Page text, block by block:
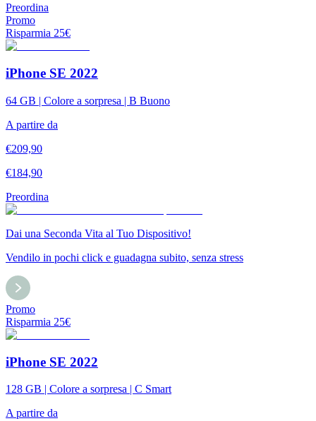
Preordina
Promo
Risparmia 25€
iPhone SE 2022
64 GB | Colore a sorpresa | B Buono
A partire da
€209,90
€184,90
Preordina
Dai una Seconda Vita al Tuo Dispositivo!
Vendilo in pochi click e guadagna subito, senza stress
Promo
Risparmia 25€
iPhone SE 2022
128 GB | Colore a sorpresa | C Smart
A partire da